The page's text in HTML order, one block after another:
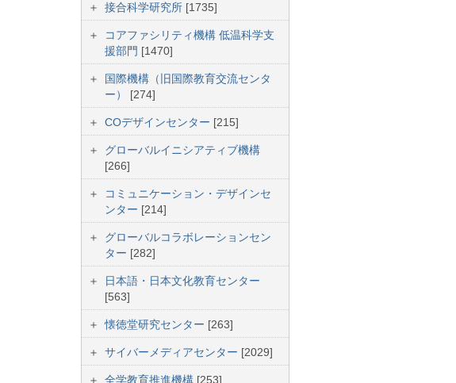
接合科学研究所 [1735]
コアファシリティ機構 低温科学支
援部門 [1470]
国際機構（旧国際教育交流センタ
ー） [274]
COデザインセンター [215]
グローバルイニシアティブ機構
[266]
コミュニケーション・デザインセ
ンター [214]
グローバルコラボレーションセン
ター [282]
日本語・日本文化教育センター
[563]
懐徳堂研究センター [263]
サイバーメディアセンター [2029]
全学教育推進機構 [253]